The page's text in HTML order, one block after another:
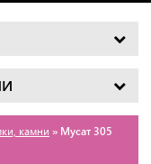
камни » Мусат 305